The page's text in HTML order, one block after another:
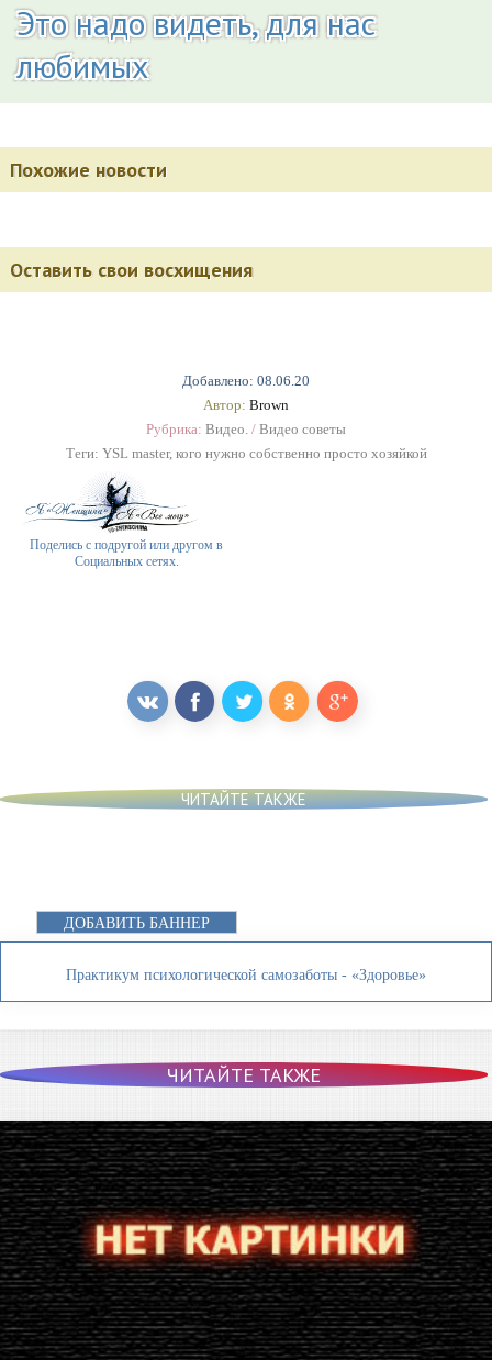
Добавлено: 08.06.20
Автор: Brown
Рубрика: Видео. / Видео советы
Теги: YSL master, кого нужно собственно просто хозяйкой
Поделись с подругой или другом в
Социальных сетях.
Это надо видеть, для нас
любимых
Похожие новости
Оставить свои восхищения
ЧИТАЙТЕ ТАКЖЕ
ДОБАВИТЬ БАННЕР
Практикум психологической самозаботы - «Здоровье»
ЧИТАЙТЕ ТАКЖЕ